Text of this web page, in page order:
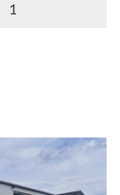
1